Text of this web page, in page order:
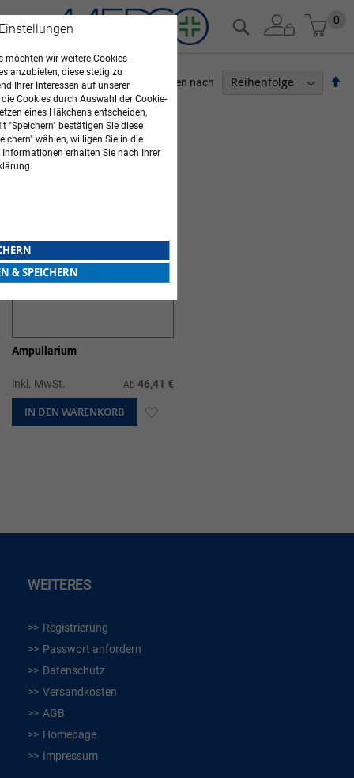
Zum
Inhalt
0
Suche
1Artikel
Sortieren nach
AMPULLARIEN
Ampullarium
inkl. MwSt. Ab 46,41 €
IN DEN WARENKORB ZUR
ARZTBEDARF
WEITERES
Registrierung
Passwort anfordern
Datenschutz
Versandkosten
AGB
Homepage
Impressum
möchten wir weitere Cookies
anzubieten, diese stetig zu
Ihrer Interessen auf unserer
Cookies durch Auswahl der Cookie-
eines Häkchens entscheiden,
"Speichern" bestätigen Sie diese
wählen, willigen Sie in die
erhalten Sie nach Ihrer
& SPEICHERN